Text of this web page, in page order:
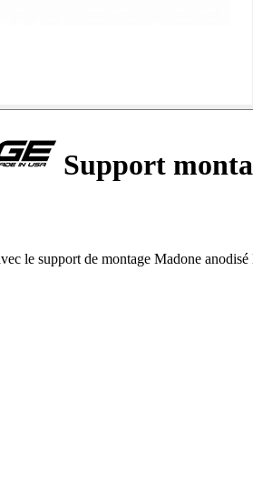
Support
le support de montage Madone